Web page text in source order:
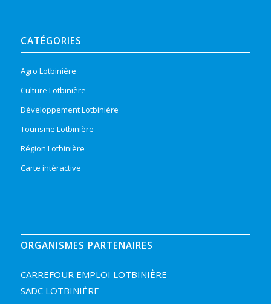
CATÉGORIES
Agro Lotbinière
Culture Lotbinière
Développement Lotbinière
Tourisme Lotbinière
Région Lotbinière
Carte intéractive
ORGANISMES PARTENAIRES
CARREFOUR EMPLOI LOTBINIÈRE
SADC LOTBINIÈRE